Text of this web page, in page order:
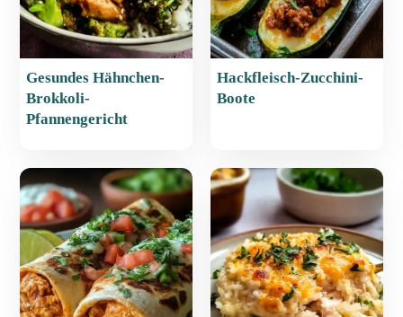
Gesundes Hähnchen-
Brokkoli-
Pfannengericht
Hackfleisch-Zucchini-
Boote